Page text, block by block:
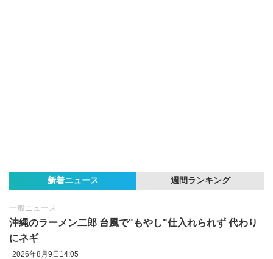
新着ニュース 週間ランキング
一般ニュース
沖縄のラーメン二郎 台風で"もやし"仕入れられず 代わり
にネギ
2026年8月9日14:05